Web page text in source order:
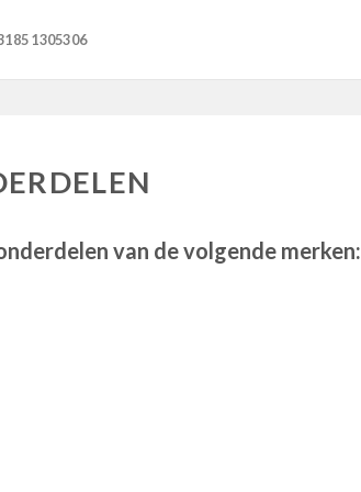
1305306
van de volgende merken: